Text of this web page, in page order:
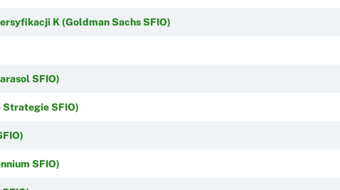
K (Goldman Sachs SFIO)
SFIO)
SFIO)
SFIO)